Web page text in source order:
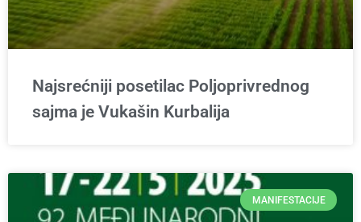
Najsrećniji posetilac Poljoprivrednog
sajma je Vukašin Kurbalija
MANIFESTACIJE